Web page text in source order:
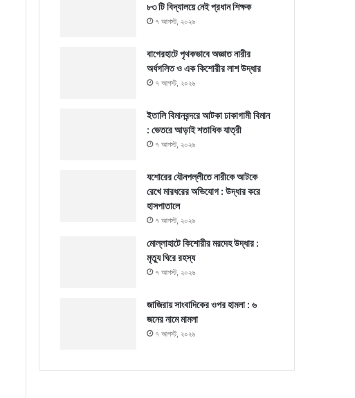
৮৩ টি বিদ্যালয়ে নেই প্রধান শিক্ষক
৭ আগস্ট, ২০২৬
বাগেরহাটে পৃথকভাবে অজ্ঞাত নারীর
অর্ধগলিত ও এক কিশোরীর লাশ উদ্ধার
৭ আগস্ট, ২০২৬
ইতালি বিমানবন্দরে আটকা ঢাকাগামী বিমান
: ভেতরে আড়াই শতাধিক যাত্রী
৭ আগস্ট, ২০২৬
যশোরের যৌনপল্লীতে নারীকে আটকে
রেখে মারধরের অভিযোগ : উদ্ধার করে
হাসপাতালে
৭ আগস্ট, ২০২৬
মোল্লাহাটে কিশোরীর মরদেহ উদ্ধার :
মৃত্যু ঘিরে রহস্য
৭ আগস্ট, ২০২৬
জাজিরায় সাংবাদিকের ওপর হামলা : ৬
জনের নামে মামলা
৭ আগস্ট, ২০২৬